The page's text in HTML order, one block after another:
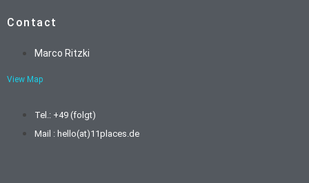
Contact
Marco Ritzki
View Map
Tel.: +49 (folgt)
Mail : hello(at)11places.de